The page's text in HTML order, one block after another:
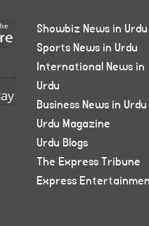
Showbiz News in Urdu
Sports News in Urdu
International News in
Urdu
Business News in Urdu
Urdu Magazine
Urdu Blogs
The Express Tribune
Express